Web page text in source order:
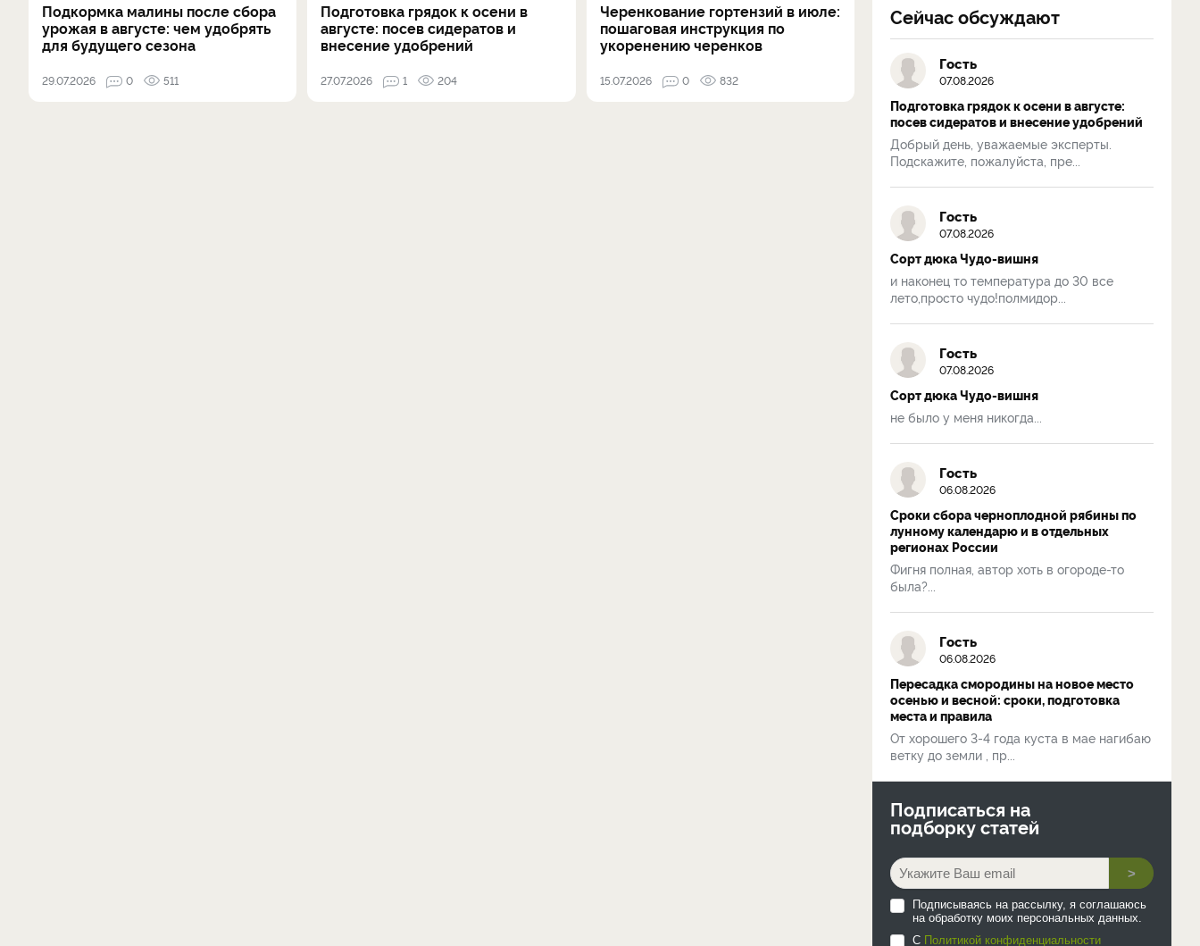
Подкормка малины после сбора
урожая в августе: чем удобрять
для будущего сезона
29.07.2026 0 511
Подготовка грядок к осени в
августе: посев сидератов и
внесение удобрений
27.07.2026 1 204
Черенкование гортензий в июле:
пошаговая инструкция по
укоренению черенков
15.07.2026 0 832
Сейчас обсуждают
Гость
07.08.2026
Подготовка грядок к осени в августе:
посев сидератов и внесение удобрений
Добрый день, уважаемые эксперты.
Подскажите, пожалуйста, пре...
Гость
07.08.2026
Сорт дюка Чудо-вишня
и наконец то температура до 30 все
лето,просто чудо!полмидор...
Гость
07.08.2026
Сорт дюка Чудо-вишня
не было у меня никогда...
Гость
06.08.2026
Сроки сбора черноплодной рябины по
лунному календарю и в отдельных
регионах России
Фигня полная, автор хоть в огороде-то
была?...
Гость
06.08.2026
Пересадка смородины на новое место
осенью и весной: сроки, подготовка
места и правила
От хорошего 3-4 года куста в мае нагибаю
ветку до земли , пр...
Подписаться на
подборку статей
>
Подписываясь на рассылку, я соглашаюсь
на обработку моих персональных данных.
С Политикой конфиденциальности